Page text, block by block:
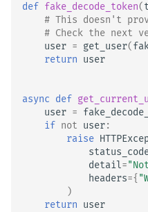
def fake_decode_token(
# This doesn't
# Check the next
user = get_user(
return user
async def
user =
if not user:
raise
detail=
headers={
)
return user